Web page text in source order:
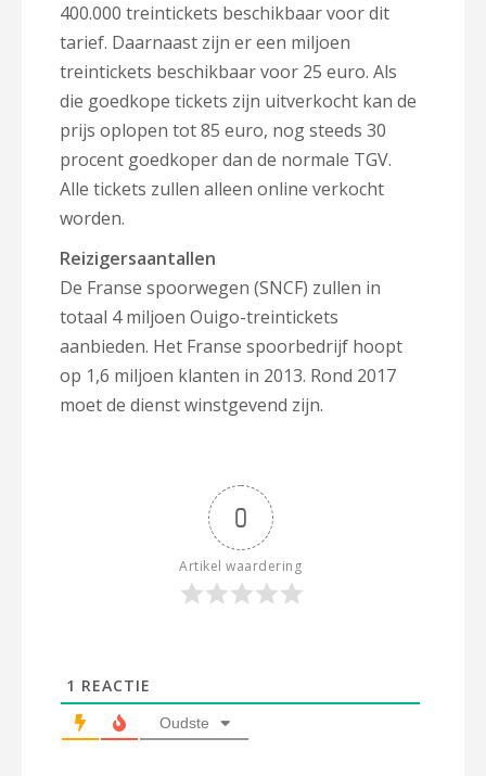
400.000 treintickets beschikbaar voor dit
tarief. Daarnaast zijn er een miljoen
treintickets beschikbaar voor 25 euro. Als
die goedkope tickets zijn uitverkocht kan de
prijs oplopen tot 85 euro, nog steeds 30
procent goedkoper dan de normale TGV.
Alle tickets zullen alleen online verkocht
worden.
Reizigersaantallen
De Franse spoorwegen (SNCF) zullen in
totaal 4 miljoen Ouigo-treintickets
aanbieden. Het Franse spoorbedrijf hoopt
op 1,6 miljoen klanten in 2013. Rond 2017
moet de dienst winstgevend zijn.
0
Artikel waardering
1 REACTIE
Oudste